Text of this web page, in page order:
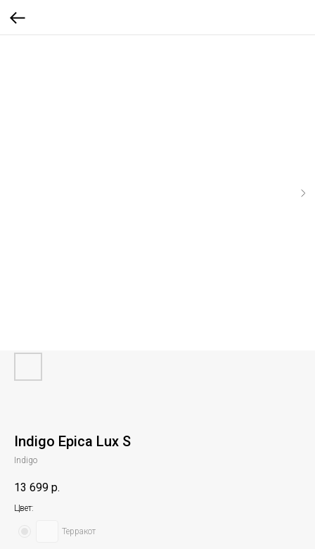
Indigo Epica Lux S
Indigo
13 699 р.
Цвет:
Терракот